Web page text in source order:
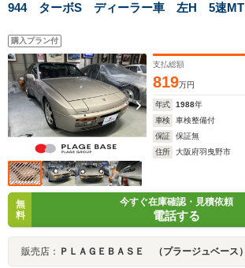
944 ターボS ディーラー車 左H 5速MT
購入プラン付
支払総額
819万円
年式 1988年
車検
車検整備付
保証
保証無
住所
大阪府羽曳野市
無
料
今すぐ在庫確認・見積依頼
電話する
販売店： ＰＬＡＧＥＢＡＳＥ （プラージュベース）